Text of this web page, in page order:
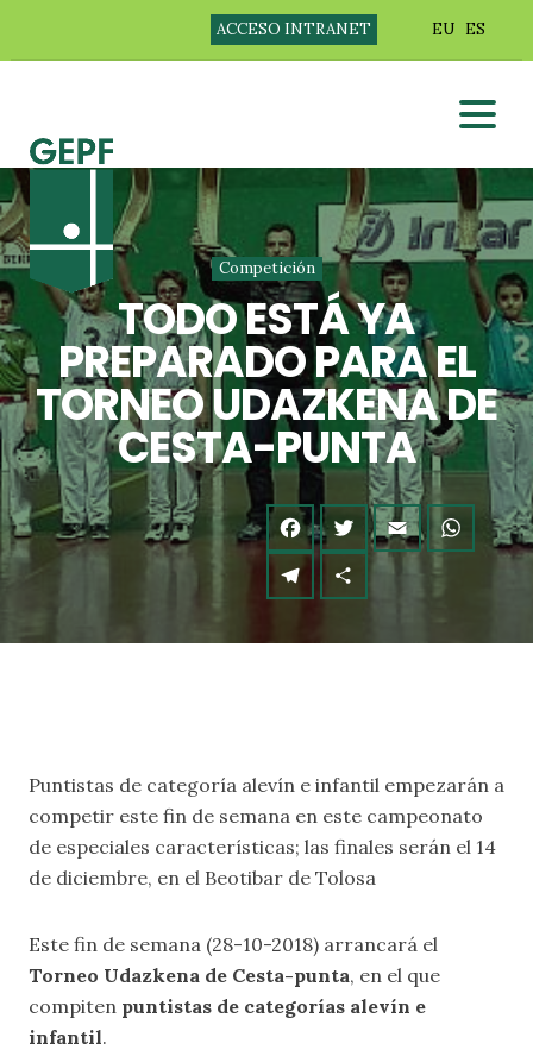
ACCESO INTRANET EU ES
Competición
TODO ESTÁ YA
PREPARADO PARA EL
TORNEO UDAZKENA DE
CESTA-PUNTA
Puntistas de categoría alevín e infantil empezarán a
competir este fin de semana en este campeonato
de especiales características; las finales serán el 14
de diciembre, en el Beotibar de Tolosa
Este fin de semana (28-10-2018) arrancará el
Torneo Udazkena de Cesta-punta, en el que
compiten puntistas de categorías alevín e
infantil.